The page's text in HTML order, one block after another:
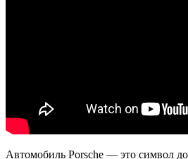
Автомобиль Porsche — это символ